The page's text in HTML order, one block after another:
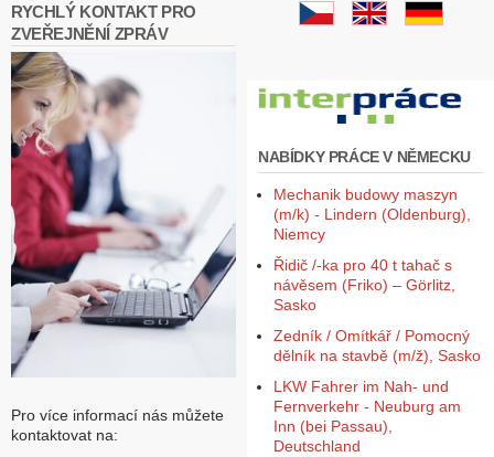
RYCHLÝ KONTAKT PRO
ZVEŘEJNĚNÍ ZPRÁV
Pro více informací nás můžete
kontaktovat na:
NABÍDKY PRÁCE V NĚMECKU
Mechanik budowy maszyn
(m/k) - Lindern (Oldenburg),
Niemcy
Řidič /-ka pro 40 t tahač s
návěsem (Friko) – Görlitz,
Sasko
Zedník / Omítkář / Pomocný
dělník na stavbě (m/ž), Sasko
LKW Fahrer im Nah- und
Fernverkehr - Neuburg am
Inn (bei Passau),
Deutschland